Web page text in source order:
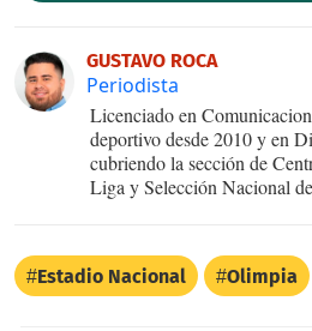
GUSTAVO ROCA
Periodista
Licenciado en
deportivo desde 2010 y en
cubriendo la sección de
Liga y Selección Nacional
Estadio Nacional Olimpia